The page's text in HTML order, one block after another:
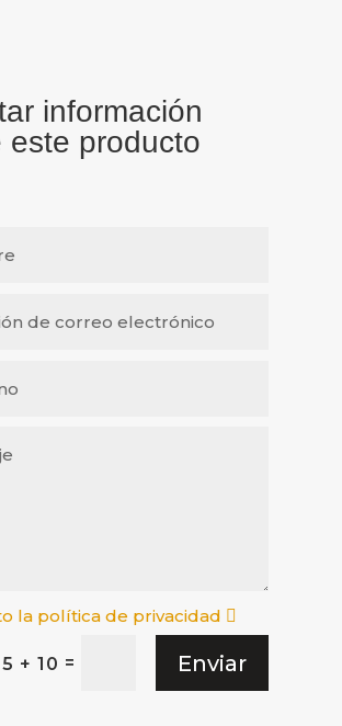
información
este producto
la política de privacidad
5 + 10 = Enviar